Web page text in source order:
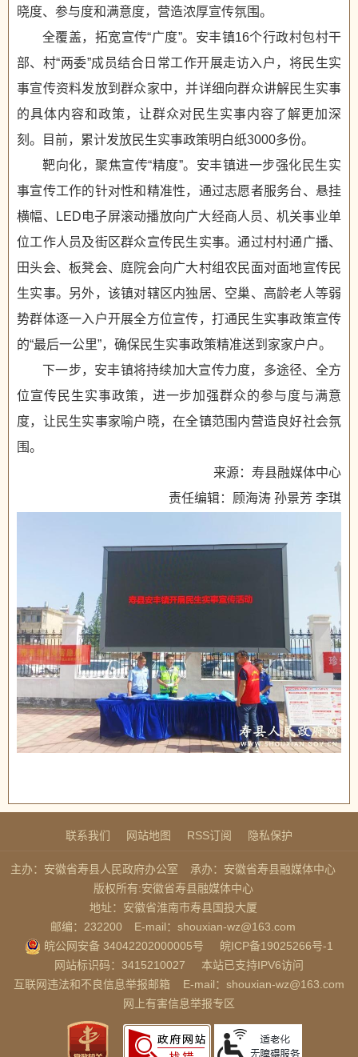
晓度、参与度和满意度，营造浓厚宣传氛围。
全覆盖，拓宽宣传“广度”。安丰镇16个行政村包村干
部、村“两委”成员结合日常工作开展走访入户，将民生实
事宣传资料发放到群众家中，并详细向群众讲解民生实事
的具体内容和政策，让群众对民生实事内容了解更加深
刻。目前，累计发放民生实事政策明白纸3000多份。
靶向化，聚焦宣传“精度”。安丰镇进一步强化民生实
事宣传工作的针对性和精准性，通过志愿者服务台、悬挂
横幅、LED电子屏滚动播放向广大经商人员、机关事业单
位工作人员及街区群众宣传民生实事。通过村村通广播、
田头会、板凳会、庭院会向广大村组农民面对面地宣传民
生实事。另外，该镇对辖区内独居、空巢、高龄老人等弱
势群体逐一入户开展全方位宣传，打通民生实事政策宣传
的“最后一公里”，确保民生实事政策精准送到家家户户。
下一步，安丰镇将持续加大宣传力度，多途径、全方
位宣传民生实事政策，进一步加强群众的参与度与满意
度，让民生实事家喻户晓，在全镇范围内营造良好社会氛
围。
来源：寿县融媒体中心
责任编辑：顾海涛 孙景芳 李琪
联系我们 网站地图 RSS订阅 隐私保护
主办：安徽省寿县人民政府办公室
承办：安徽省寿县融媒体中心
版权所有:安徽省寿县融媒体中心
地址：安徽省淮南市寿县国投大厦
邮编：232200
E-mail：shouxian-wz@163.com
皖公网安备 34042202000005号
皖ICP备19025266号-1
网站标识码：3415210027
本站已支持IPV6访问
互联网违法和不良信息举报邮箱
E-mail：shouxian-wz@163.com
网上有害信息举报专区